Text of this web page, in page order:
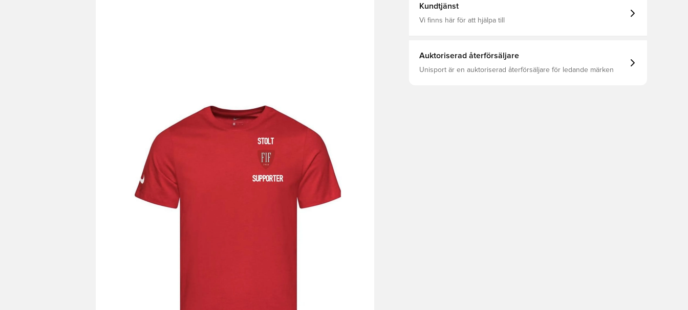
Kundtjänst
Vi finns här för att hjälpa till
Auktoriserad återförsäljare
Unisport är en auktoriserad återförsäljare för ledande märken